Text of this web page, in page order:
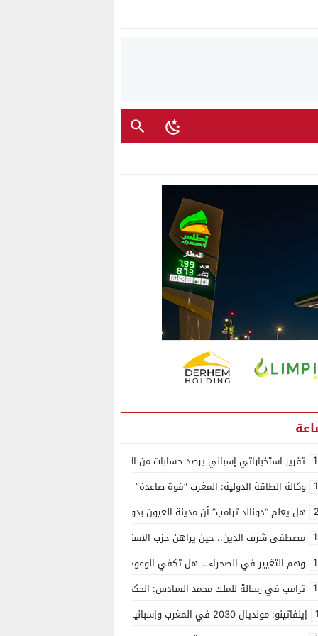
تقرير استخباراتي إسباني يرصد حسابات من الجزائر وأرقاما بـ”213+” ضمن حملة رقمية منظمة حرّضت على اقتحام سبتة
وكالة الطاقة الدولية: المغرب “قوة صاعدة” في سوق المعادن الاستراتيجية
هل يعلم “دونالد ترامب” أن مدينة العيون بدون ماء؟
مصطفى شرف الدين.. حين يراهن حزب الاستقلال على الكفاءة ويمنح الشباب
وهم التغيير في الصحراء… هل تكفي الوعود الفارغة لصناعة الواقع؟
ترامب في رسالة للملك محمد السادس: الحكم الذاتي هو الأساس الوحيد لحل
إينفاتينو: مونديال 2030 في المغرب وإسبانيا والبرتغال سيكون “الأجمل في التاريخ”